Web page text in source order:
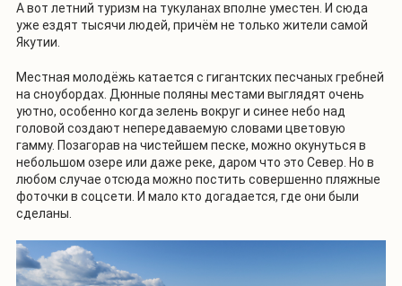
А вот летний туризм на тукуланах вполне уместен. И сюда
уже ездят тысячи людей, причём не только жители самой
Якутии.
Местная молодёжь катается с гигантских песчаных гребней
на сноубордах. Дюнные поляны местами выглядят очень
уютно, особенно когда зелень вокруг и синее небо над
головой создают непередаваемую словами цветовую
гамму. Позагорав на чистейшем песке, можно окунуться в
небольшом озере или даже реке, даром что это Север. Но в
любом случае отсюда можно постить совершенно пляжные
фоточки в соцсети. И мало кто догадается, где они были
сделаны.